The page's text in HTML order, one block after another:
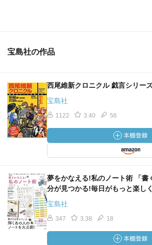
宝島社の作品
西尾維新クロニクル 戯言シリー
宝島社
1122 3.40 56
夢をかなえる!私のノート術 「書
分が見つかる!毎日がもっと楽し
宝島社
347 3.38 18